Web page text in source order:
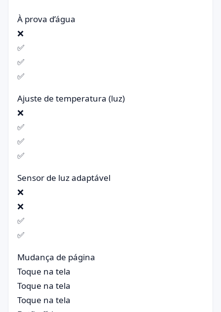
À prova d’água
❌
✅
✅
✅
Ajuste de temperatura (luz)
❌
✅
✅
✅
Sensor de luz adaptável
❌
❌
✅
✅
Mudança de página
Toque na tela
Toque na tela
Toque na tela